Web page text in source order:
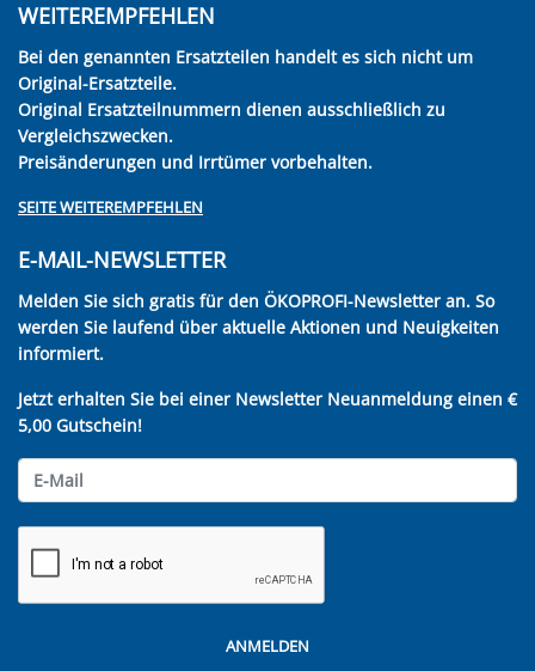
WEITEREMPFEHLEN
Bei den genannten Ersatzteilen handelt es sich nicht um
Original-Ersatzteile.
Original Ersatzteilnummern dienen ausschließlich zu
Vergleichszwecken.
Preisänderungen und Irrtümer vorbehalten.
SEITE WEITEREMPFEHLEN
E-MAIL-NEWSLETTER
Melden Sie sich gratis für den ÖKOPROFI-Newsletter an. So
werden Sie laufend über aktuelle Aktionen und Neuigkeiten
informiert.
Jetzt erhalten Sie bei einer Newsletter Neuanmeldung einen €
5,00 Gutschein!
ANMELDEN